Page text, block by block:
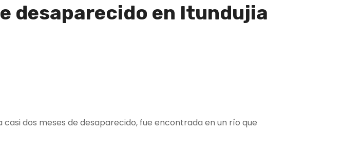
desaparecido en Itundujia
casi dos meses de desaparecido, fue encontrada en un río que